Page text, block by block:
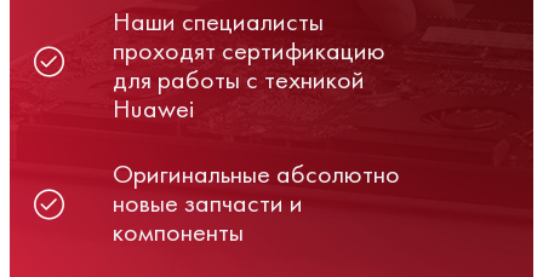
Наши специалисты
проходят сертификацию
для работы с техникой
Huawei
Оригинальные абсолютно
новые запчасти и
компоненты